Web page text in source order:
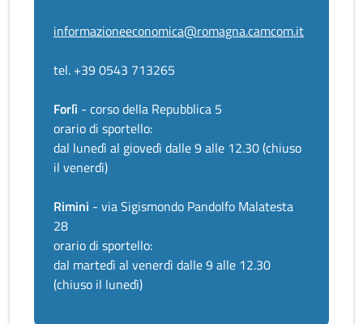
informazioneeconomica@romagna.camcom.it
tel. +39 0543 713265
Forlì - corso della Repubblica 5
orario di sportello:
dal lunedì al giovedì dalle 9 alle 12.30 (chiuso
il venerdì)
Rimini - via Sigismondo Pandolfo Malatesta
28
orario di sportello:
dal martedì al venerdì dalle 9 alle 12.30
(chiuso il lunedì)